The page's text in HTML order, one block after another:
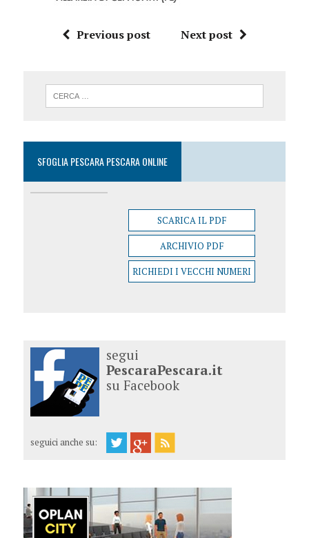
Previous post Next post
SFOGLIA PESCARA PESCARA ONLINE
SCARICA IL PDF
ARCHIVIO PDF
RICHIEDI I VECCHI NUMERI
segui
PescaraPescara.it
su Facebook
seguici anche su: